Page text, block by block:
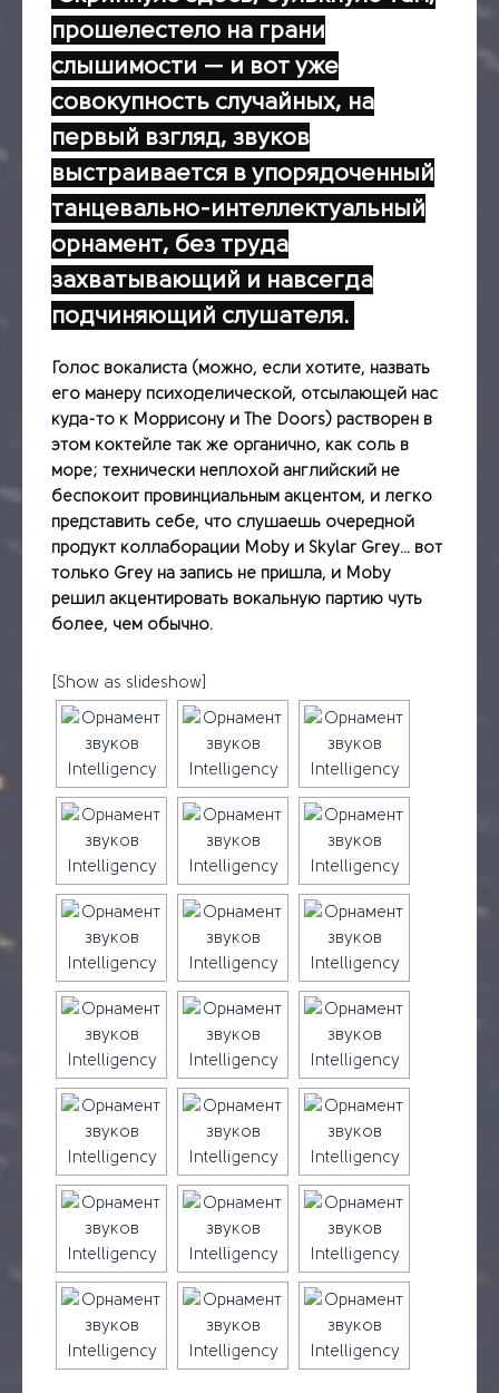
прошелестело на грани
слышимости — и вот уже
совокупность случайных, на
первый взгляд, звуков
выстраивается в упорядоченный
танцевально-интеллектуальный
орнамент, без труда
захватывающий и навсегда
подчиняющий слушателя.
Голос вокалиста (можно, если хотите, назвать
его манеру психоделической, отсылающей нас
куда-то к Моррисону и The Doors) растворен в
этом коктейле так же органично, как соль в
море; технически неплохой английский не
беспокоит провинциальным акцентом, и легко
представить себе, что слушаешь очередной
продукт коллаборации Moby и Skylar Grey… вот
только Grey на запись не пришла, и Moby
решил акцентировать вокальную партию чуть
более, чем обычно.
[Show as slideshow]